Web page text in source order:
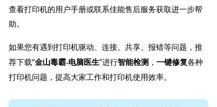
查看打印机的用户手册或联系佳能售后服务获取进一步帮
助。
如果您有遇到打印机驱动、连接、共享、报错等问题，推
荐下载“金山毒霸-电脑医生”进行智能检测， 一键修复各种
打印机问题，提高大家工作和打印机使用效率。